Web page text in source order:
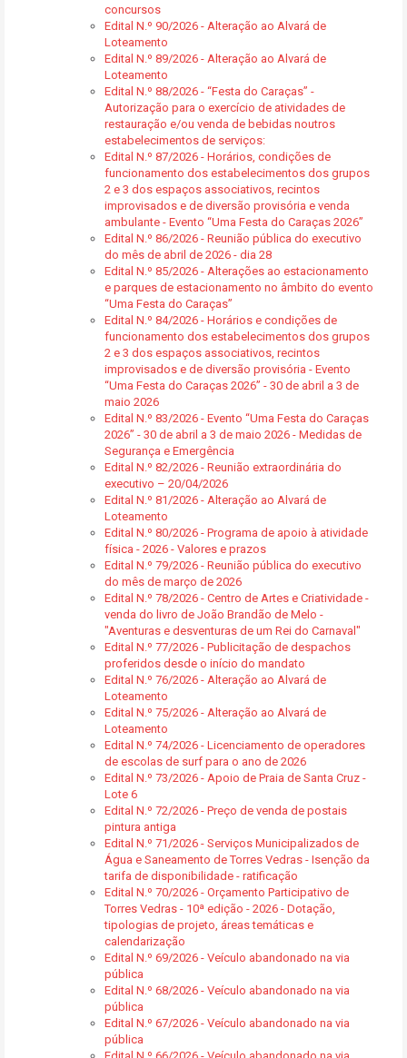
concursos
Edital N.º 90/2026 - Alteração ao Alvará de
Loteamento
Edital N.º 89/2026 - Alteração ao Alvará de
Loteamento
Edital N.º 88/2026 - “Festa do Caraças” -
Autorização para o exercício de atividades de
restauração e/ou venda de bebidas noutros
estabelecimentos de serviços:
Edital N.º 87/2026 - Horários, condições de
funcionamento dos estabelecimentos dos grupos
2 e 3 dos espaços associativos, recintos
improvisados e de diversão provisória e venda
ambulante - Evento “Uma Festa do Caraças 2026”
Edital N.º 86/2026 - Reunião pública do executivo
do mês de abril de 2026 - dia 28
Edital N.º 85/2026 - Alterações ao estacionamento
e parques de estacionamento no âmbito do evento
“Uma Festa do Caraças”
Edital N.º 84/2026 - Horários e condições de
funcionamento dos estabelecimentos dos grupos
2 e 3 dos espaços associativos, recintos
improvisados e de diversão provisória - Evento
“Uma Festa do Caraças 2026” - 30 de abril a 3 de
maio 2026
Edital N.º 83/2026 - Evento “Uma Festa do Caraças
2026” - 30 de abril a 3 de maio 2026 - Medidas de
Segurança e Emergência
Edital N.º 82/2026 - Reunião extraordinária do
executivo – 20/04/2026
Edital N.º 81/2026 - Alteração ao Alvará de
Loteamento
Edital N.º 80/2026 - Programa de apoio à atividade
física - 2026 - Valores e prazos
Edital N.º 79/2026 - Reunião pública do executivo
do mês de março de 2026
Edital N.º 78/2026 - Centro de Artes e Criatividade -
venda do livro de João Brandão de Melo -
"Aventuras e desventuras de um Rei do Carnaval"
Edital N.º 77/2026 - Publicitação de despachos
proferidos desde o início do mandato
Edital N.º 76/2026 - Alteração ao Alvará de
Loteamento
Edital N.º 75/2026 - Alteração ao Alvará de
Loteamento
Edital N.º 74/2026 - Licenciamento de operadores
de escolas de surf para o ano de 2026
Edital N.º 73/2026 - Apoio de Praia de Santa Cruz -
Lote 6
Edital N.º 72/2026 - Preço de venda de postais
pintura antiga
Edital N.º 71/2026 - Serviços Municipalizados de
Água e Saneamento de Torres Vedras - Isenção da
tarifa de disponibilidade - ratificação
Edital N.º 70/2026 - Orçamento Participativo de
Torres Vedras - 10ª edição - 2026 - Dotação,
tipologias de projeto, áreas temáticas e
calendarização
Edital N.º 69/2026 - Veículo abandonado na via
pública
Edital N.º 68/2026 - Veículo abandonado na via
pública
Edital N.º 67/2026 - Veículo abandonado na via
pública